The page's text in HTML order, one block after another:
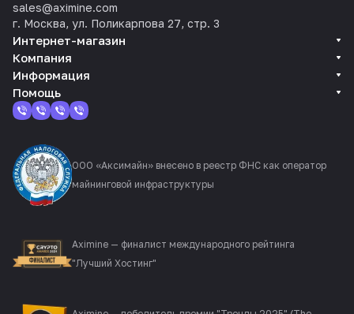
sales@aximine.com
г. Москва, ул. Поликарпова 27, стр. 3
Интернет-магазин
Компания
Информация
Помощь
ООО «Аксимайн» внесено в реестр ФНС как оператор
майнинговой инфраструктуры
Aximine — финалист международного рейтинга
"Лучший Хостинг"